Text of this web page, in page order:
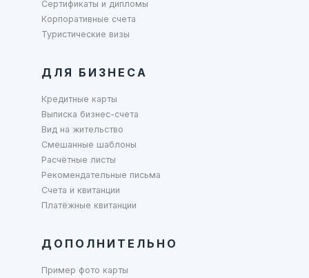
Сертификаты и дипломы
Корпоративные счета
Туристические визы
ДЛЯ БИЗНЕСА
Кредитные карты
Выписка бизнес-счета
Вид на жительство
Смешанные шаблоны
Расчётные листы
Рекомендательные письма
Счета и квитанции
Платёжные квитанции
ДОПОЛНИТЕЛЬНО
Пример фото карты